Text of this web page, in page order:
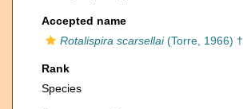
Accepted name
Rotalispira scarsellai(Torre, 1966) †
Rank
Species